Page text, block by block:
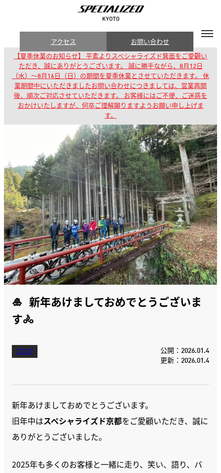
アクセス お問い合わせ
【夏季休業のお知らせ】 平素よりスペシャライズド箕面をご愛顧い
ただき、誠にありがとうございます。 誠に勝手ながら、8月12日
（水）～8月16日（日）の期間を夏季休業とさせていただきます。 休
業期間中にいただきましたお問い合わせにつきましては、営業再開
後、順次ご対応させていただきます。 お客様にはご不便、ご迷惑を
おかけいたしますが、何卒ご理解賜りますようお願い申し上げま
す。
🎍 新年あけましておめでとうございま
す🚴
ブログ
公開：2026.01.4
更新：2026.01.4
新年あけましておめでとうございます。
旧年中はスペシャライズド京都をご愛顧いただき、誠に
ありがとうございました。
2025年も多くのお客様と一緒に走り、笑い、語り、バ